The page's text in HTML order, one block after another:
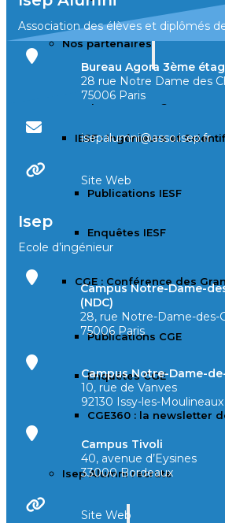
Nos partenaires
Isep : Ecole d’ingénieurs
IESF : Ingénieurs et
Publications IESF
Enquêtes IESF
CGE : Conférence des
Publications CGE
Enquêtes CGE
CGE360 : la newsletter
Isep Alumni recrute
Association des élèves et diplômés
Bureau Agora 3ème
28 rue Notre Dame des
75006 Paris
isepalumni@asso.isep.fr
Site Web
Isep
Ecole d’ingénieur
Campus Notre-Dame-
(NDC)
28, rue Notre-Dame-des-
75006 Paris
Campus Notre-Dame-
10, rue de Vanves
92130 Issy-les-Moulineaux
Campus Tivoli
40, avenue d’Eysines
33000 Bordeaux
Site Web